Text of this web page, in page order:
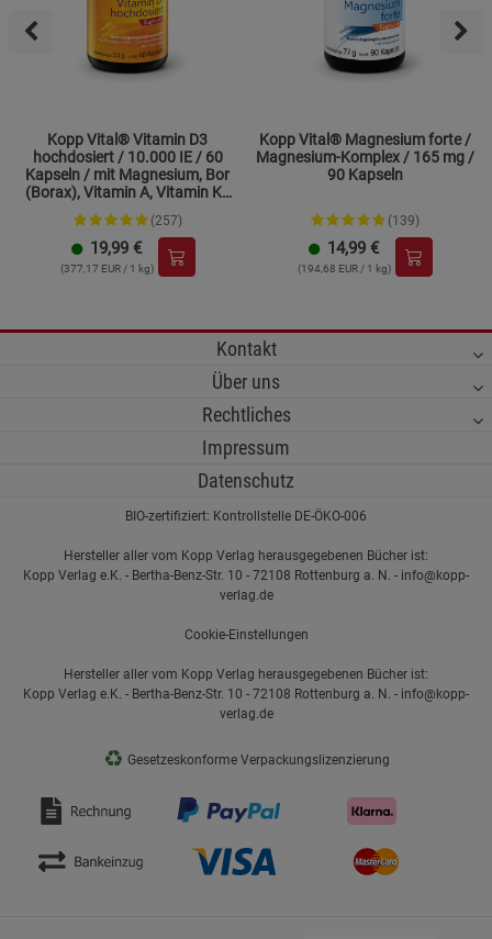
Kopp Vital® Vitamin D3
hochdosiert / 10.000 IE / 60
Kapseln / mit Magnesium, Bor
(Borax), Vitamin A, Vitamin K2
und Zink
(257)
19,99 €
(377,17 EUR / 1 kg)
Kopp Vital® Magnesium forte /
Magnesium-Komplex / 165 mg /
90 Kapseln
(139)
14,99 €
(194,68 EUR / 1 kg)
Kontakt
Über uns
Rechtliches
Impressum
Datenschutz
BIO-zertifiziert: Kontrollstelle DE-ÖKO-006
Hersteller aller vom Kopp Verlag herausgegebenen Bücher ist:
Kopp Verlag e.K. - Bertha-Benz-Str. 10 - 72108 Rottenburg a. N. - info@kopp-
verlag.de
Cookie-Einstellungen
Hersteller aller vom Kopp Verlag herausgegebenen Bücher ist:
Kopp Verlag e.K. - Bertha-Benz-Str. 10 - 72108 Rottenburg a. N. - info@kopp-
verlag.de
♻ Gesetzeskonforme Verpackungslizenzierung